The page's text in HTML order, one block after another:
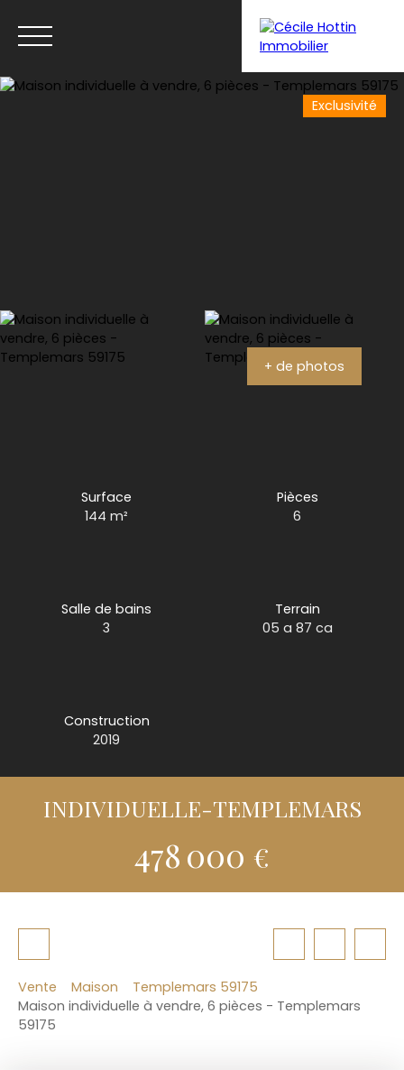
Exclusivité
+ de photos
Surface
144m²
Pièces
6
Salle de bains
3
Terrain
05 a 87 ca
Construction
2019
INDIVIDUELLE-TEMPLEMARS
478 000 €
Vente Maison
Templemars 59175
Maison individuelle à vendre, 6 pièces - Templemars
59175